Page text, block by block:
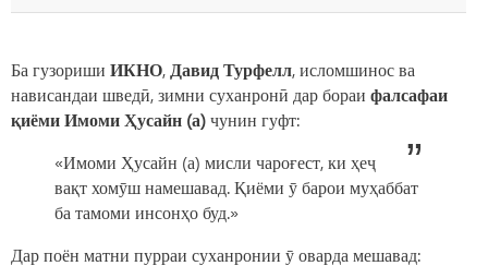
Ба гузориши ИКНО,Давид Турфелл, исломшинос ва
нависандаи шведӣ, зимни суханронӣ дар бораи фалсафаи
қиёми Имоми Ҳусайн (а)чунин гуфт:
«Имоми Ҳусайн (а) мисли чароғест, ки ҳеҷ
вақт хомӯш намешавад. Қиёми ӯ барои муҳаббат
ба тамоми инсонҳо буд.»
Дар поён матни пурраи суханронии ӯ оварда мешавад: